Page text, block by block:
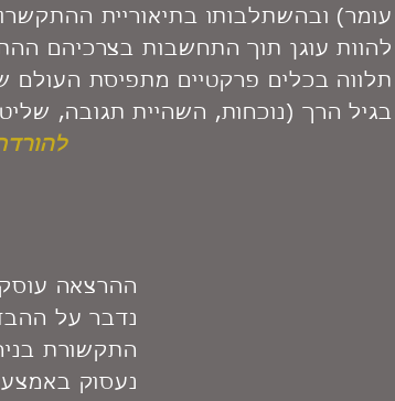
עומר) ובהשתלבותו בתיאוריית
להוות עוגן תוך התחשבות בצרכיהם
תלווה בכלים פרקטיים מתפיסת
בגיל הרך (נוכחות, השהיית תגובה,
ההרצאה
נדבר על
התקשורת
נעסוק